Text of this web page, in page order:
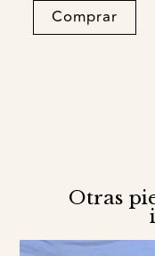
Salsera
Roumanie
Comprar
Otras